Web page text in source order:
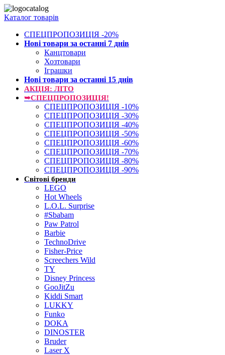
Каталог товарів
СПЕЦПРОПОЗИЦІЯ -20%
Нові товари за останнi 7 днiв
Канцтовари
Хозтовари
Іграшки
Нові товари за останнi 15 днiв
АКЦІЯ: ЛІТО
➥СПЕЦПРОПОЗИЦІЯ!
СПЕЦПРОПОЗИЦІЯ -10%
СПЕЦПРОПОЗИЦІЯ -30%
СПЕЦПРОПОЗИЦІЯ -40%
СПЕЦПРОПОЗИЦІЯ -50%
СПЕЦПРОПОЗИЦІЯ -60%
СПЕЦПРОПОЗИЦІЯ -70%
СПЕЦПРОПОЗИЦІЯ -80%
СПЕЦПРОПОЗИЦІЯ -90%
Світові бренди
LEGO
Hot Wheels
L.O.L. Surprise
#Sbabam
Paw Patrol
Barbie
TechnoDrive
Fisher-Price
Screechers Wild
TY
Disney Princess
GooJitZu
Kiddi Smart
LUKKY
Funko
DOKA
DINOSTER
Bruder
Laser X